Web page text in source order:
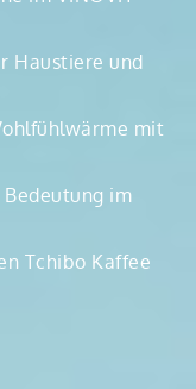
Haustiere und
mit
im
Tchibo Kaffee